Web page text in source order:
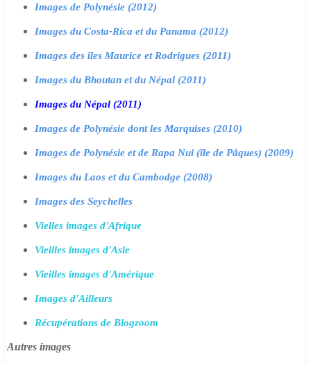
Images de Polynésie (2012)
Images du Costa-Rica et du Panama (2012)
Images des îles Maurice et Rodrigues (2011)
Images du Bhoutan et du Népal (2011)
Images du Népal (2011)
Images de Polynésie dont les Marquises (2010)
Images de Polynésie et de Rapa Nui (île de Pâques) (2009)
Images du Laos et du Cambodge (2008)
Images des Seychelles
Vielles images d'Afrique
Vieilles images d'Asie
Vieilles images d'Amérique
Images d'Ailleurs
Récupérations de Blogzoom
Autres images